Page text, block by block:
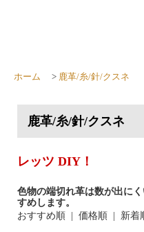
ホーム > 鹿革/糸/針/クスネ
鹿革/糸/針/クスネ
レッツ DIY！
色物の端切れ革は数が出に
すめします。
おすすめ順 | 価格順 | 新着